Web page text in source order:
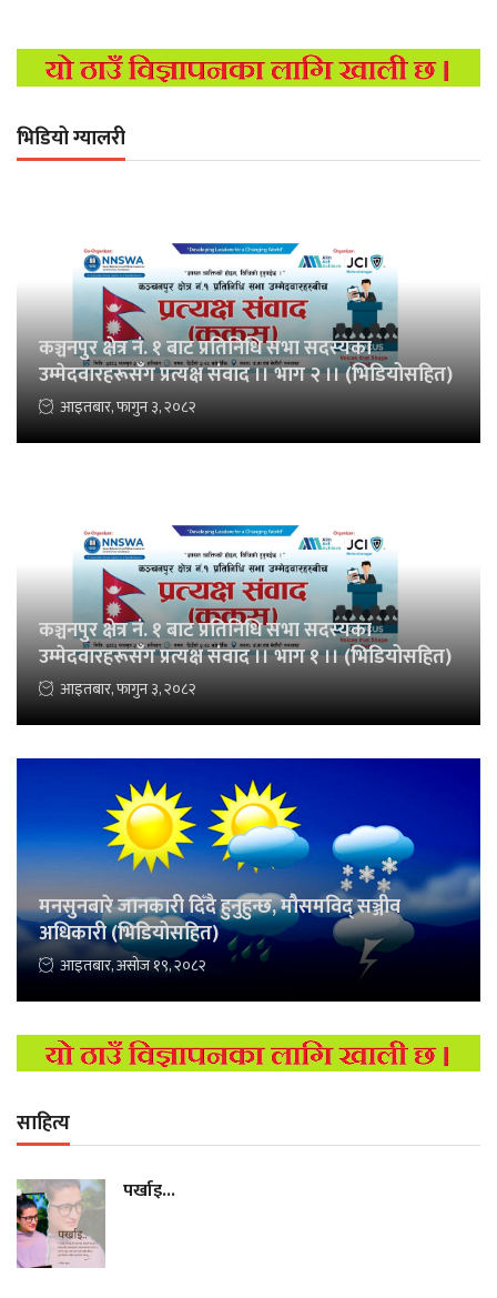
भिडियो ग्यालरी
कञ्चनपुर क्षेत्र नं. १ बाट प्रतिनिधि सभा सदस्यका
उम्मेदवारहरूसँग प्रत्यक्ष संवाद ।। भाग २ ।। (भिडियोसहित)
आइतबार, फागुन ३, २०८२
कञ्चनपुर क्षेत्र नं. १ बाट प्रतिनिधि सभा सदस्यका
उम्मेदवारहरूसँग प्रत्यक्ष संवाद ।। भाग १ ।। (भिडियोसहित)
आइतबार, फागुन ३, २०८२
मनसुनबारे जानकारी दिँदै हुनुहुन्छ, मौसमविद् सञ्जीव
अधिकारी (भिडियोसहित)
आइतबार, असोज १९, २०८२
साहित्य
पर्खाइ...